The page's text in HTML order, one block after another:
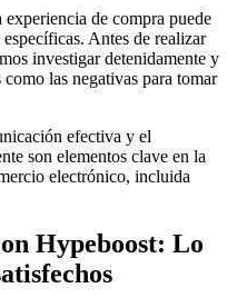
experiencia de compra puede
Antes de realizar
investigar detenidamente y
las negativas para tomar
efectiva y el
son elementos clave en la
electrónico, incluida
Hypeboost: Lo